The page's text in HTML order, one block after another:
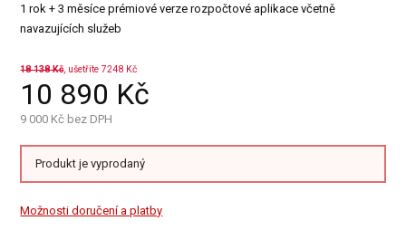
1 rok + 3 měsíce prémiové verze rozpočtové aplikace včetně
navazujících služeb
18 138Kč, ušetříte 7248 Kč
10 890 Kč
9 000 Kč bez DPH
Produkt je vyprodaný
Možnosti doručení a platby